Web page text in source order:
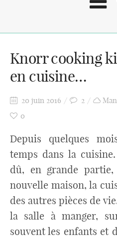
Knorr cooking
en cuisine…
20 juin 2016 2
0
Depuis quelques
temps dans la
dû, en grande
nouvelle maison, la
des autres pièces de
la salle à manger,
souvent les enfants et